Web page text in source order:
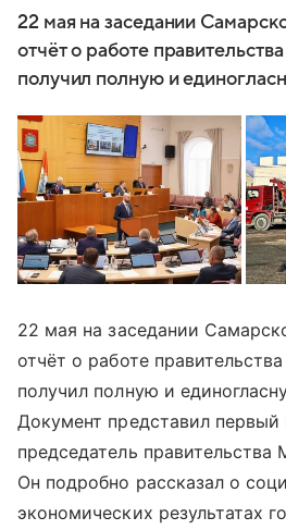
22 мая на заседании
отчёт о работе
получил полную и
22 мая на заседании
отчёт о работе
получил полную и
Документ представил
председатель
Он подробно рассказал о
экономических результатах